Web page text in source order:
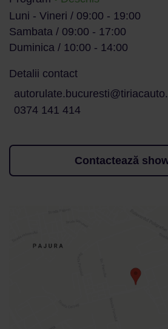
Luni - Vineri / 09:00 - 19:00
Sambata / 09:00 - 17:00
Duminica / 10:00 - 14:00
Detalii contact
0374 141 414
Contactează